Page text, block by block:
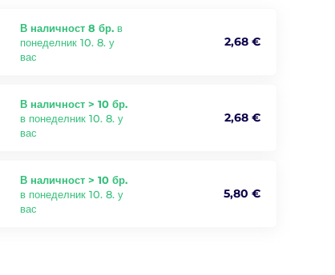
В наличност 8 бр. в
понеделник 10. 8. у
вас
2,68 €
В наличност > 10 бр.
в понеделник 10. 8. у
вас
2,68 €
В наличност > 10 бр.
в понеделник 10. 8. у
вас
5,80 €